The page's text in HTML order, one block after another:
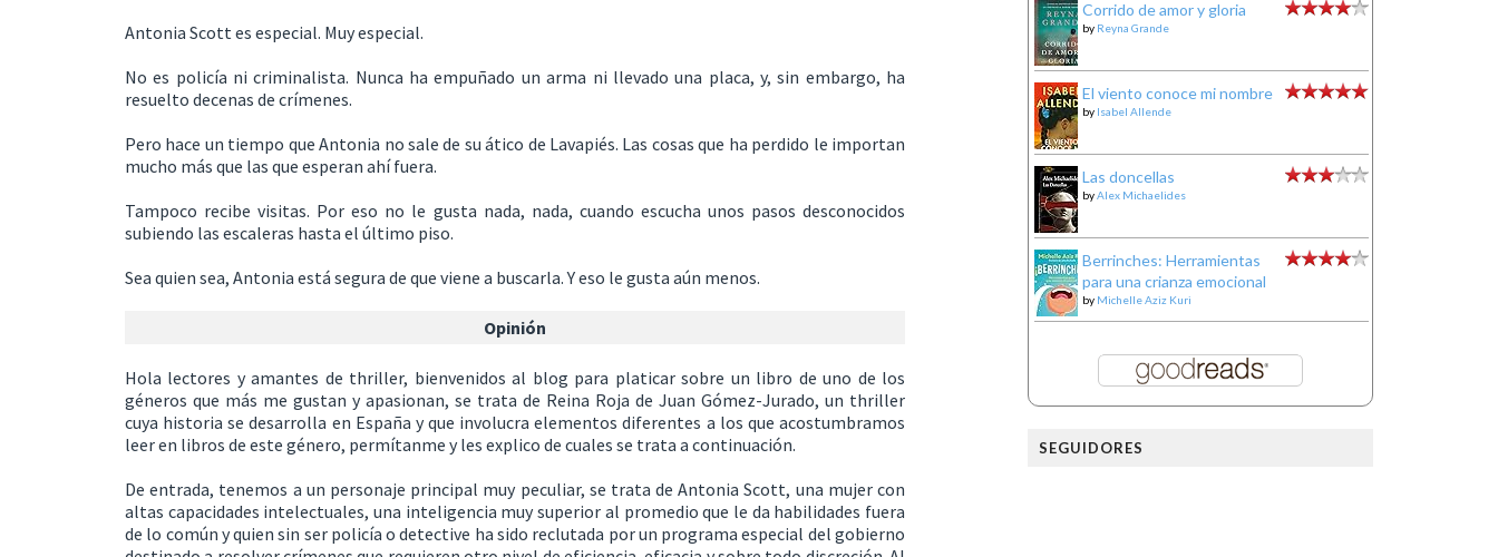
Antonia Scott es especial. Muy especial.
No es policía ni criminalista. Nunca ha empuñado un arma ni llevado una placa, y, sin embargo, ha
resuelto decenas de crímenes.
Pero hace un tiempo que Antonia no sale de su ático de Lavapiés. Las cosas que ha perdido le importan
mucho más que las que esperan ahí fuera.
Tampoco recibe visitas. Por eso no le gusta nada, nada, cuando escucha unos pasos desconocidos
subiendo las escaleras hasta el último piso.
Sea quien sea, Antonia está segura de que viene a buscarla. Y eso le gusta aún menos.
Opinión
Hola lectores y amantes de thriller, bienvenidos al blog para platicar sobre un libro de uno de los
géneros que más me gustan y apasionan, se trata de Reina Roja de Juan Gómez-Jurado, un thriller
cuya historia se desarrolla en España y que involucra elementos diferentes a los que acostumbramos
leer en libros de este género, permítanme y les explico de cuales se trata a continuación.
De entrada, tenemos a un personaje principal muy peculiar, se trata de Antonia Scott, una mujer con
altas capacidades intelectuales, una inteligencia muy superior al promedio que le da habilidades fuera
de lo común y quien sin ser policía o detective ha sido reclutada por un programa especial del gobierno
Corrido de amor y gloria
by Reyna Grande
El viento conoce mi nombre
by Isabel Allende
Las doncellas
byAlex Michaelides
Berrinches: Herramientas
para una crianza emocional
by Michelle Aziz Kuri
SEGUIDORES